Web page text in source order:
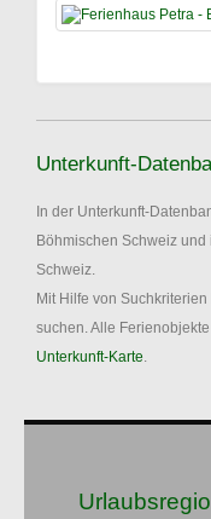
Unterkunft-
In der Unterkunft-
Böhmischen Schweiz
Schweiz.
Mit Hilfe von
suchen. Alle
Unterkunft-Karte.